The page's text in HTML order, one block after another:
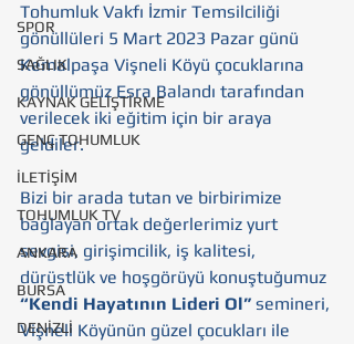
SPOR
SAĞLIK
KAYNAK GELİŞTİRME
GENÇ TOHUMLUK
İLETİŞİM
TOHUMLUK TV
ANKARA
BURSA
DENİZLİ
Tohumluk Vakfı İzmir Temsilciliği
gönüllüleri 5 Mart 2023 Pazar günü
Kemalpaşa Vişneli Köyü çocuklarına
gönüllümüz Esra Balandı tarafından
verilecek iki eğitim için bir araya
geldiler.
Bizi bir arada tutan ve birbirimize
bağlayan ortak değerlerimiz yurt
sevgisi, girişimcilik, iş kalitesi,
dürüstlük ve hoşgörüyü konuştuğumuz
“Kendi Hayatının Lideri Ol” semineri,
Vişneli Köyünün güzel çocukları ile